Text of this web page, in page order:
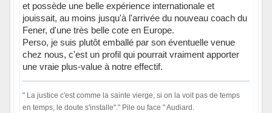
et possède une belle expérience internationale et
jouissait, au moins jusqu'à l'arrivée du nouveau coach du
Fener, d'une très belle cote en Europe.
Perso, je suis plutôt emballé par son éventuelle venue
chez nous, c'est un profil qui pourrait vraiment apporter
une vraie plus-value à notre effectif.
" La justice c'est comme la sainte vierge, si on la voit pas de temps
en temps, le doute s'installe"." Pile ou face " Audiard.